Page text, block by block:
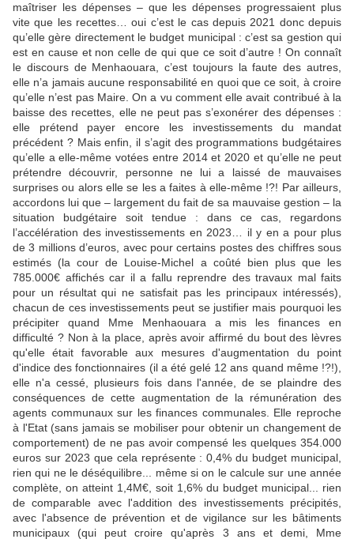
maîtriser les dépenses – que les dépenses progressaient plus
vite que les recettes… oui c’est le cas depuis 2021 donc depuis
qu’elle gère directement le budget municipal : c’est sa gestion qui
est en cause et non celle de qui que ce soit d’autre ! On connaît
le discours de Menhaouara, c’est toujours la faute des autres,
elle n’a jamais aucune responsabilité en quoi que ce soit, à croire
qu’elle n’est pas Maire. On a vu comment elle avait contribué à la
baisse des recettes, elle ne peut pas s’exonérer des dépenses :
elle prétend payer encore les investissements du mandat
précédent ? Mais enfin, il s’agit des programmations budgétaires
qu’elle a elle-même votées entre 2014 et 2020 et qu’elle ne peut
prétendre découvrir, personne ne lui a laissé de mauvaises
surprises ou alors elle se les a faites à elle-même !?! Par ailleurs,
accordons lui que – largement du fait de sa mauvaise gestion – la
situation budgétaire soit tendue : dans ce cas, regardons
l’accélération des investissements en 2023… il y en a pour plus
de 3 millions d’euros, avec pour certains postes des chiffres sous
estimés (la cour de Louise-Michel a coûté bien plus que les
785.000€ affichés car il a fallu reprendre des travaux mal faits
pour un résultat qui ne satisfait pas les principaux intéressés),
chacun de ces investissements peut se justifier mais pourquoi les
précipiter quand Mme Menhaouara a mis les finances en
difficulté ? Non à la place, après avoir affirmé du bout des lèvres
qu'elle était favorable aux mesures d'augmentation du point
d'indice des fonctionnaires (il a été gelé 12 ans quand même !?!),
elle n'a cessé, plusieurs fois dans l'année, de se plaindre des
conséquences de cette augmentation de la rémunération des
agents communaux sur les finances communales. Elle reproche
à l'Etat (sans jamais se mobiliser pour obtenir un changement de
comportement) de ne pas avoir compensé les quelques 354.000
euros sur 2023 que cela représente : 0,4% du budget municipal,
rien qui ne le déséquilibre... même si on le calcule sur une année
complète, on atteint 1,4M€, soit 1,6% du budget municipal... rien
de comparable avec l'addition des investissements précipités,
avec l'absence de prévention et de vigilance sur les bâtiments
municipaux (qui peut croire qu'après 3 ans et demi, Mme